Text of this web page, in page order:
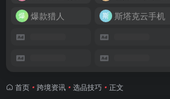
爆款猎人
斯塔克云手机
首页 • 跨境资讯 • 选品技巧 • 正文